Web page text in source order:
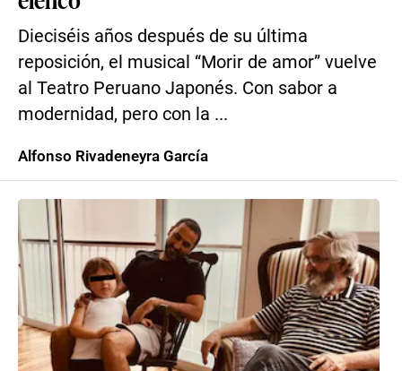
Dieciséis años después de su última
reposición, el musical “Morir de amor” vuelve
al Teatro Peruano Japonés. Con sabor a
modernidad, pero con la ...
Alfonso Rivadeneyra García